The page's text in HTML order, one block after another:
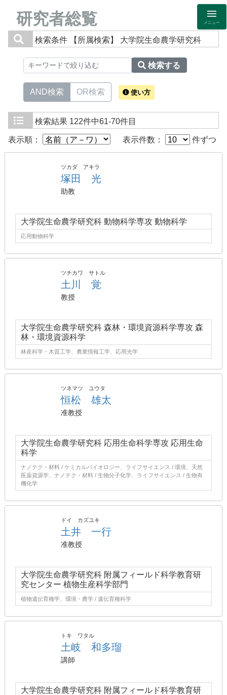
研究者総覧 メニュー
検索条件 【所属検索】 大学院生命農学研究科
検索する
AND検索 OR検索 使い方
検索結果 122件中61-70件目
表示順： 表示件数： 件ずつ
ツカダ アキラ
塚田 光
助教
大学院生命農学研究科 動物科学専攻 動物科学
応用動物科学
ツチカワ サトル
土川 覚
教授
大学院生命農学研究科 森林・環境資源科学専攻 森
林・環境資源科学
林産科学・木質工学、農業情報工学、応用光学
ツネマツ ユウタ
恒松 雄太
准教授
大学院生命農学研究科 応用生命科学専攻 応用生命
科学
ナノテク・材料 / ケミカルバイオロジー、ライフサイエンス / 環境、天然
医薬資源学、ナノテク・材料 / 生物分子化学、ライフサイエンス / 生物有
機化学
ドイ カズユキ
土井 一行
准教授
大学院生命農学研究科 附属フィールド科学教育研
究センター 植物生産科学部門
植物遺伝育種学、環境・農学 / 遺伝育種科学
トキ ワタル
土岐 和多瑠
講師
大学院生命農学研究科 附属フィールド科学教育研